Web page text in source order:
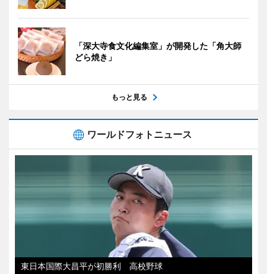
「深大寺食文化編集室」が開発した「角大師
どら焼き」
もっと見る
ワールドフォトニュース
東日本国際大昌平が初勝利 高校野球